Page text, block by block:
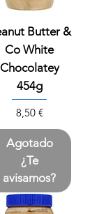
Butter &
Co White
Chocolatey
454g
Precio
8,50 €
Agotado
¿Te
avisamos?